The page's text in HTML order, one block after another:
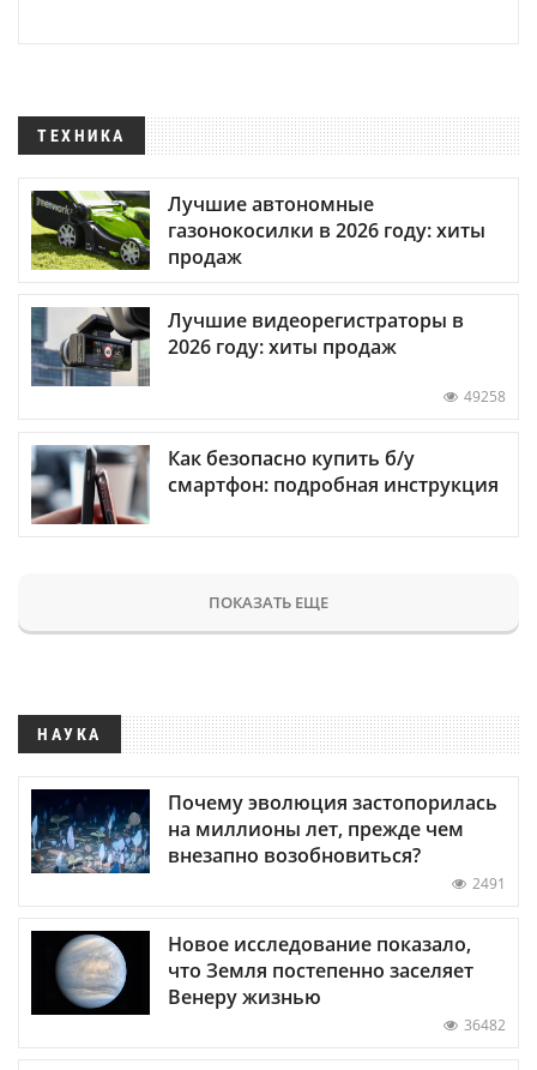
ТЕХНИКА
Лучшие автономные
газонокосилки в 2026 году: хиты
продаж
Лучшие видеорегистраторы в
2026 году: хиты продаж
49258
Как безопасно купить б/у
смартфон: подробная инструкция
ПОКАЗАТЬ ЕЩЕ
НАУКА
Почему эволюция застопорилась
на миллионы лет, прежде чем
внезапно возобновиться?
2491
Новое исследование показало,
что Земля постепенно заселяет
Венеру жизнью
36482